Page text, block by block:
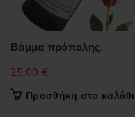
Βάμμα πρόπολης.
25,00 €
Προσθήκη στο καλάθι